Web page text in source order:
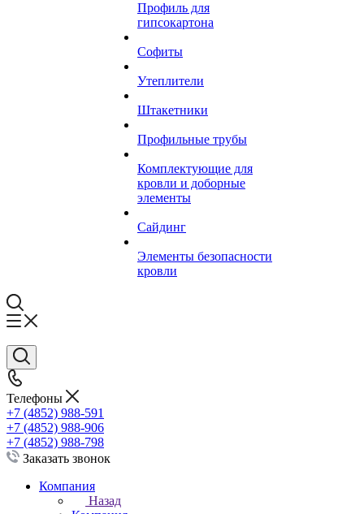
Профиль для
гипсокартона
Софиты
Утеплители
Штакетники
Профильные трубы
Комплектующие для
кровли и доборные
элементы
Сайдинг
Элементы безопасности
кровли
Телефоны
+7 (4852) 988-591
+7 (4852) 988-906
+7 (4852) 988-798
Заказать звонок
Компания
Назад